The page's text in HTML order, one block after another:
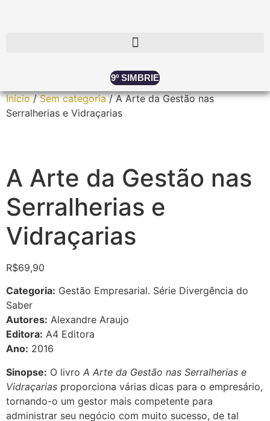
9º SIMBRIE
Início/Sem categoria/ A Arte da Gestão nas
Serralherias e Vidraçarias
A Arte da Gestão nas
Serralherias e
Vidraçarias
R$69,90
Categoria: Gestão Empresarial. Série Divergência do
Saber
Autores: Alexandre Araujo
Editora: A4 Editora
Ano: 2016
Sinopse: O livro A Arte da Gestão nas Serralherias e
Vidraçarias proporciona várias dicas para o empresário,
tornando-o um gestor mais competente para
administrar seu negócio com muito sucesso, de tal